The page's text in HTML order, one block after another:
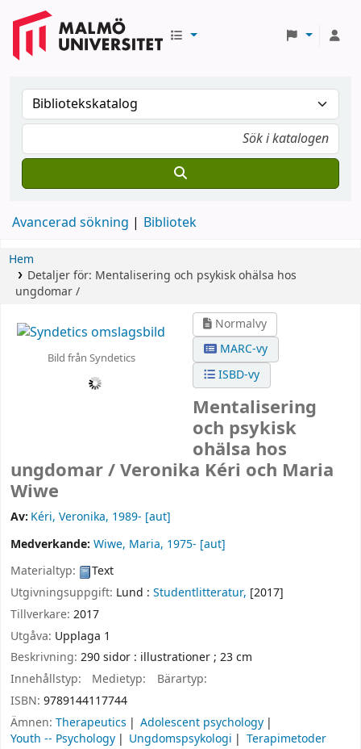
Avancerad sökning Bibliotek
Hem
Detaljer för: Mentalisering och psykisk ohälsa hos
ungdomar /
Bild från Syndetics
Normalvy
MARC-vy
ISBD-vy
Mentalisering
och psykisk
ohälsa hos
ungdomar /Veronika Kéri och Maria
Wiwe
Av: Kéri, Veronika, 1989- [aut]
Medverkande: Wiwe, Maria, 1975- [aut]
Materialtyp:
Text
Utgivningsuppgift: Lund : Studentlitteratur, [2017]
Tillverkare: 2017
Utgåva: Upplaga 1
Beskrivning: 290 sidor : illustrationer ; 23 cm
Innehållstyp:
Medietyp:
Bärartyp:
ISBN: 9789144117744
Ämnen: Therapeutics
Adolescent psychology
Youth -- Psychology
Ungdomspsykologi
Terapimetoder